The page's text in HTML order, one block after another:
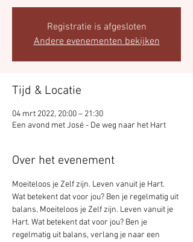
Registratie is afgesloten
Andere evenementen bekijken
Tijd & Locatie
04 mrt 2022, 20:00 – 21:30
Een avond met José - De weg naar het Hart
Over het evenement
Moeiteloos je Zelf zijn. Leven vanuit je Hart.
Wat betekent dat voor jou? Ben je regelmatig uit
balans, Moeiteloos je Zelf zijn. Leven vanuit je
Hart. Wat betekent dat voor jou? Ben je
regelmatig uit balans, verlang je naar een